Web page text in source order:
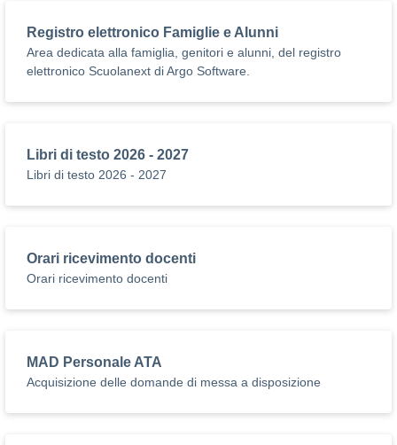
Registro elettronico Famiglie e Alunni
Area dedicata alla famiglia, genitori e alunni, del registro
elettronico Scuolanext di Argo Software.
Libri di testo 2026 - 2027
Libri di testo 2026 - 2027
Orari ricevimento docenti
Orari ricevimento docenti
MAD Personale ATA
Acquisizione delle domande di messa a disposizione